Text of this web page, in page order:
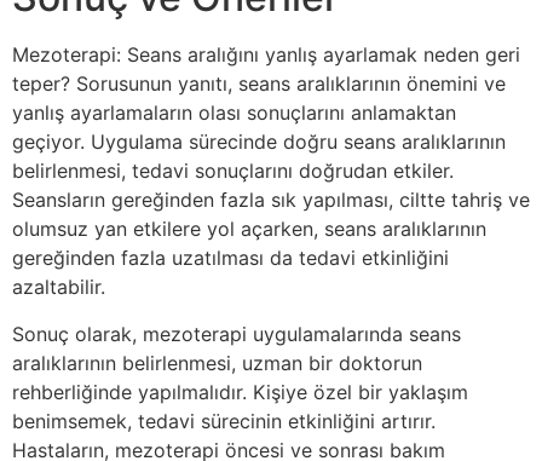
Mezoterapi: Seans aralığını yanlış ayarlamak neden geri
teper? Sorusunun yanıtı, seans aralıklarının önemini ve
yanlış ayarlamaların olası sonuçlarını anlamaktan
geçiyor. Uygulama sürecinde doğru seans aralıklarının
belirlenmesi, tedavi sonuçlarını doğrudan etkiler.
Seansların gereğinden fazla sık yapılması, ciltte tahriş ve
olumsuz yan etkilere yol açarken, seans aralıklarının
gereğinden fazla uzatılması da tedavi etkinliğini
azaltabilir.
Sonuç olarak, mezoterapi uygulamalarında seans
aralıklarının belirlenmesi, uzman bir doktorun
rehberliğinde yapılmalıdır. Kişiye özel bir yaklaşım
benimsemek, tedavi sürecinin etkinliğini artırır.
Hastaların, mezoterapi öncesi ve sonrası bakım